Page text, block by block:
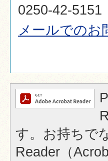
0250-42-5151
メールでのお
す。お持ちで
Reader（